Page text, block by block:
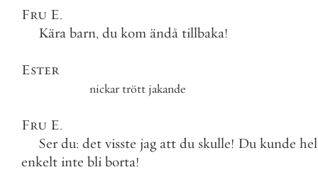
Fru E.
Kära barn, du kom ändå tillbaka!
Ester
nickartrött jakande
Fru E.
Ser du: det visste jag att du skulle! Du kunde
enkelt inte bli borta!